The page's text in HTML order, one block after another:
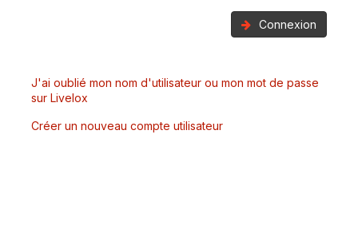
Connexion
J'ai oublié mon nom d'utilisateur ou mon mot de passe
sur Livelox
Créer un nouveau compte utilisateur